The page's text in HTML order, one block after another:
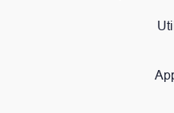
de
Utilisation de la gamme
Appliquer chaque soir
Pour un